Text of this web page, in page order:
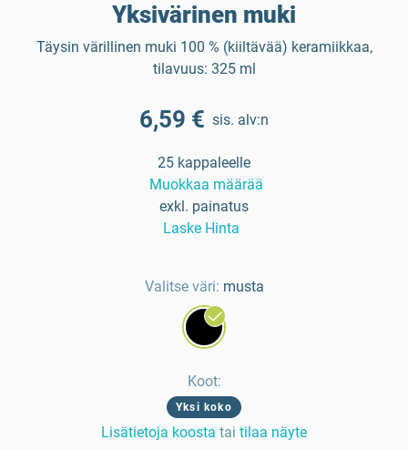
Yksivärinen muki
Täysin värillinen muki 100 % (kiiltävää) keramiikkaa,
tilavuus: 325 ml
6,59 € sis. alv:n
25 kappaleelle
Muokkaa määrää
exkl. painatus
Laske Hinta
Valitse väri: musta
Koot:
Yksi koko
Lisätietoja koosta tai tilaa näyte